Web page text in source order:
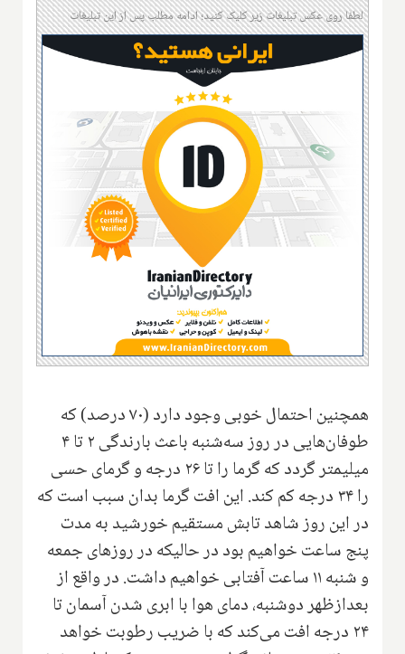
لطفا روی عکس تبلیغات زیر کلیک کنید؛ ادامه مطلب پس از این تبلیغات
همچنین احتمال خوبی وجود دارد (۷۰ درصد) که
طوفان‌هایی در روز سه‌شنبه باعث بارندگی ۲ تا ۴
میلیمتر گردد که گرما را تا ۲۶ درجه و گرمای حسی
را ۳۴ درجه کم کند. این افت گرما بدان سبب است که
در این روز شاهد تابش مستقیم خورشید به مدت
پنج ساعت خواهیم بود در حالیکه در روزهای جمعه
و شنبه ۱۱ ساعت آفتابی خواهیم داشت. در واقع از
بعدازظهر دوشنبه، دمای هوا با ابری شدن آسمان تا
۲۴ درجه افت می‌کند که با ضریب رطوبت خواهد